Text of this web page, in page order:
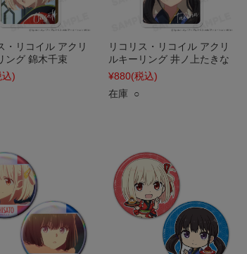
・リコイル アクリ
ング 錦木千束
込)
リコリス・リコイル アクリ
ルキーリング 井ノ上たきな
¥880(税込)
在庫 ○